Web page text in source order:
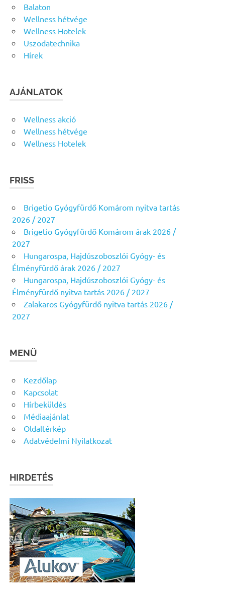
Balaton
Wellness hétvége
Wellness Hotelek
Uszodatechnika
Hírek
AJÁNLATOK
Wellness akció
Wellness hétvége
Wellness Hotelek
FRISS
Brigetio Gyógyfürdő Komárom nyitva tartás
2026 / 2027
Brigetio Gyógyfürdő Komárom árak 2026 /
2027
Hungarospa, Hajdúszoboszlói Gyógy- és
Élményfürdő árak 2026 / 2027
Hungarospa, Hajdúszoboszlói Gyógy- és
Élményfürdő nyitva tartás 2026 / 2027
Zalakaros Gyógyfürdő nyitva tartás 2026 /
2027
MENÜ
Kezdőlap
Kapcsolat
Hírbeküldés
Médiaajánlat
Oldaltérkép
Adatvédelmi Nyilatkozat
HIRDETÉS